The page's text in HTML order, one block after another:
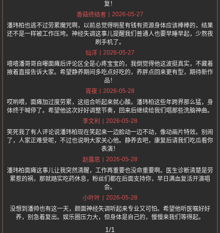
复！
香菇终结者
2026-05-27
潘玮柏也逃不过劳累魔咒啊，以前总觉得明星有钱有资源身体应该棒棒的，结果
还不是一样被工作压垮。神经失调这事儿提醒我们普通人也要早睡早起，少熬夜
刷手机了。
仙洋
2026-05-27
嘻嘻潘哥哥自曝面瘫后评论区全是心疼宝宝的，我倒觉得他这波挺真实，不藏着
掖着直接告诉大家。希望静养期间多吃点好吃的，养胖点回来更有型，期待新作
品！
宵夜
2026-05-28
哎哟喂，面瘫加过度劳累，这组合听起来就心酸。潘玮柏这些年跨界那么猛，身
体终于喊停了。希望他这次好好调整节奏，回来后继续给我们唱那些洗脑神曲。
李文利
2026-05-28
笑死我了有人评论说潘玮柏现在笑起来一边脸动一边不动，像动画片特效。别闹
了，人家正难受呢，不过也说明大家关心他。静养去吧，康复后请我们吃瓜看你
表演！
赵露思
2026-05-28
潘玮柏面瘫这事儿让我突然清醒，工作再重要也没命重要啊。医生诊断清楚是劳
累惹的祸，那就踏实吃药休息，粉丝们都在后面支持你，早日满血复活开演唱
会。
小叶叶
2026-05-28
没想到潘帅也有这一天，颜面神经失调听起来专业又可怕。希望他听医嘱好好
养，别急着复出。娱乐圈压力大，但身体是自己的，慢慢来我们等得起。
1/1